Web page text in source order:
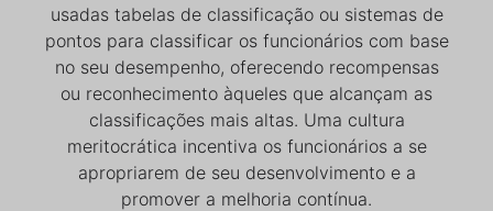
usadas tabelas de classificação ou sistemas de
pontos para classificar os funcionários com base
no seu desempenho, oferecendo recompensas
ou reconhecimento àqueles que alcançam as
classificações mais altas. Uma cultura
meritocrática incentiva os funcionários a se
apropriarem de seu desenvolvimento e a
promover a melhoria contínua.